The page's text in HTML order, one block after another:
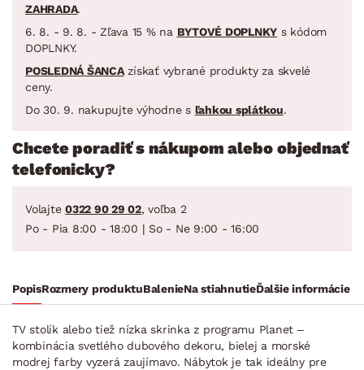
ZAHRADA.
6. 8. - 9. 8. - Zľava 15 % na BYTOVÉ DOPLNKY s kódom
DOPLNKY.
POSLEDNÁ ŠANCAzískať vybrané produkty za skvelé
ceny.
Do 30. 9. nakupujte výhodne s ľahkou splátkou.
Chcete poradiť s nákupom alebo objednať
telefonicky?
Volajte 0322 90 29 02, voľba 2
Po - Pia 8:00 - 18:00 | So - Ne 9:00 - 16:00
PopisRozmery produktuBalenieNa stiahnutieĎalšie informácie
TV stolík alebo tiež nízka skrinka z programu Planet –
kombinácia svetlého dubového dekoru, bielej a morské
modrej farby vyzerá zaujímavo. Nábytok je tak ideálny pre